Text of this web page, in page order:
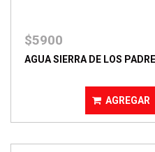
$5900
AGUA SIERRA DE LOS
AGREGAR